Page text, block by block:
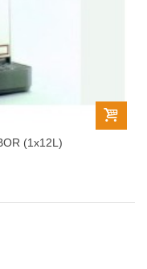
(1x12L)